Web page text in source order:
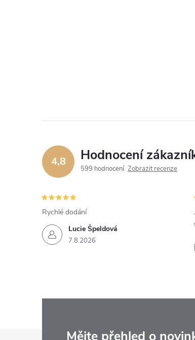
4,8 Hodnocení
599 hodnocení Zobrazit recenze
Lucie Špeldová
7.8.2026
Rychlé dodání
Mějte přehled o